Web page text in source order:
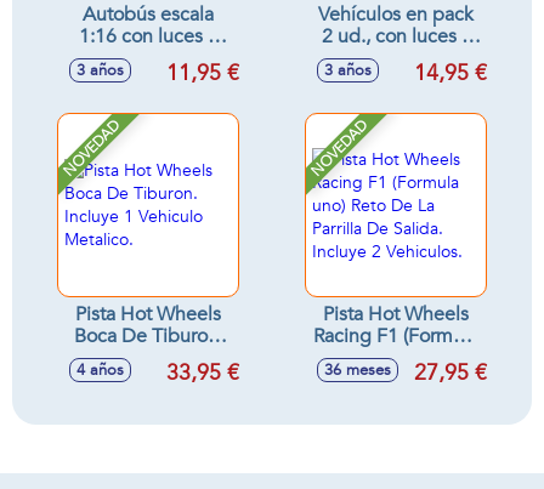
Autobús escala
1:16 con luces y
sonidos,
9x6'5x28'5cm -
3 años 11,95 €
Vehículos en pack
2 ud., con luces y
sonidos
28'4x9'3x24'1cm
3 años 14,95 €
NOVEDAD
Pista Hot Wheels
Boca De Tiburon.
Incluye 1 Vehiculo
Metalico.
4 años 33,95 €
NOVEDAD
Pista Hot Wheels
Racing F1 (Formula
uno) Reto De La
Parrilla De Salida.
36 meses 27,95 €